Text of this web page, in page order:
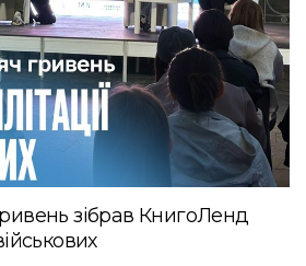
зібрав КнигоЛенд